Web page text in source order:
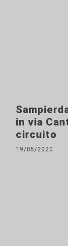
in via
circuito
19/05/2020